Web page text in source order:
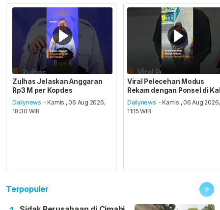
Zulhas Jelaskan Anggaran
Rp3 M per Kopdes
Dailynews - Kamis , 06 Aug 2026,
18:30 WIB
Viral Pelecehan Modus
Rekam dengan Ponsel di
Dailynews - Kamis , 06 Aug 2026,
11:15 WIB
Terpopuler >